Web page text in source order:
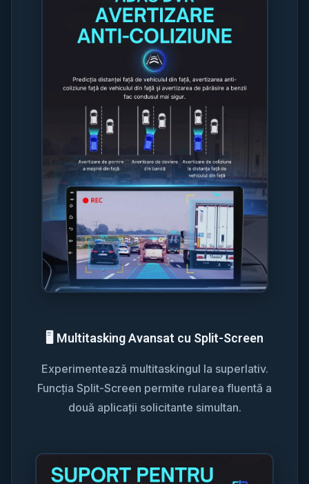
🖥️ Multitasking Avansat cu Split-Screen
Experimentează multitaskingul la superlativ.
Funcția Split-Screen permite rularea fluentă a
două aplicații solicitante simultan.